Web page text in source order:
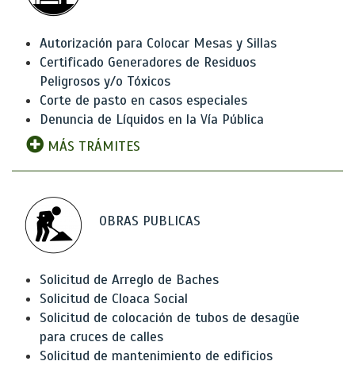
Autorización para Colocar Mesas y Sillas
Certificado Generadores de Residuos
Peligrosos y/o Tóxicos
Corte de pasto en casos especiales
Denuncia de Líquidos en la Vía Pública
MÁS TRÁMITES
OBRAS PUBLICAS
Solicitud de Arreglo de Baches
Solicitud de Cloaca Social
Solicitud de colocación de tubos de desagüe
para cruces de calles
Solicitud de mantenimiento de edificios